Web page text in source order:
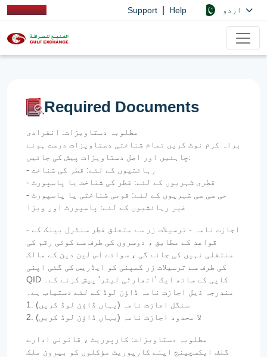
Support Help
Required Documents
مطلوبہ دستاویزات: انفرادی
براہ کرم نوٹ کریں تمام شناختی دستاویزات درست ہونے
چاہئیں اور اصل دستاویزات پیش کی جائیں:
- رہائشیوں کے لئے: قطر کی شناخت
- قطری شہریوں کے لئے: قطر کی شناخت یا پاسپورٹ
- جی سی سی شہریوں کے لئے: قومی شناختی یا پاسپورٹ
غیر رہائشیوں کے لئے: پاسپورٹ اور ویزا
- اجازت نامہ - ترسیلات زر سے متعلق قطر سنٹرل بینک کے
قواعد کے مطابق ، دوسروں کی طرف سے کوئی رقم کی
منتقلی نہیں کی جائے گی ، سوائے اس لین دین کے مالک
کی طرف سے ترسیلات زر کمپنی کو ایڈریس کی گئی اپنی
QID کاپی کے ساتھ ایک 'اتھارٹی لیٹر' پیش کرنے کے۔
مندرجہ ذیل اجازت نامہ ڈاؤن لوڈ کے لئے دستیاب ہے۔
1. سنگل اجازت نامہ (یہاں ڈاؤن لوڈ کریں)
2. لا محدود اجازت نامہ (یہاں ڈاؤن لوڈ کریں)
مطلوبہ دستاویزات: کارپوریٹ ، قانونی ادارے
گلف ایکسچینج اپنے کارپوریٹ مؤکلوں کو بیرون ملک